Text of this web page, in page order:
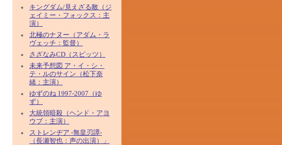
キングダム/見えざる敵（ジ
ェイミー・フォックス：主
演）
北極のナヌー（アダム・ラ
ヴェッチ：監督）
さざなみCD（スピッツ）
未来予想図 ア・イ・シ・
テ・ルのサイン（松下奈
緒：主演）
ゆずのね 1997-2007（ゆ
ず）
大統領暗殺（ヘンド・アヨ
ウブ：主演）
ストレンヂア -無皇刃譚-
（長瀬智也：声の出演）」